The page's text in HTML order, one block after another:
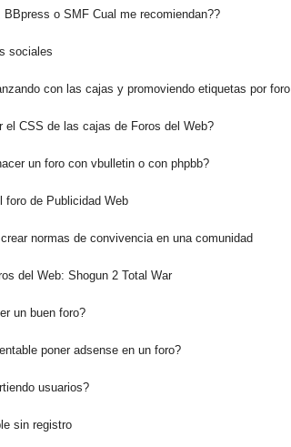
o SMF Cual me recomiendan??
sociales
con las cajas y promoviendo etiquetas por foro
el CSS de las cajas de Foros del Web?
un foro con vbulletin o con phpbb?
foro de Publicidad Web
normas de convivencia en una comunidad
del Web: Shogun 2 Total War
un buen foro?
poner adsense en un foro?
usuarios?
sin registro